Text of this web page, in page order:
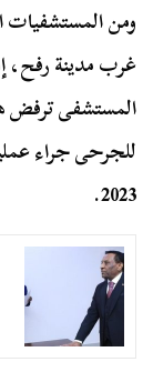
ومن المستشفيات
غرب مدينة رفح، إذ
المستشفى ترفض
2023.